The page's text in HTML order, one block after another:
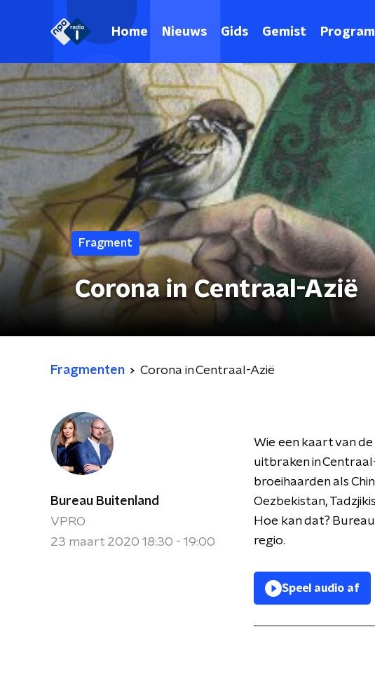
Home Nieuws Gids Gemist
Fragment
Corona in Centraal-Azië
Fragmenten Corona in Centraal-Azië
Bureau Buitenland
VPRO
23 maart 2020 18:30 - 19:00
Wie een kaart van
uitbraken in
broeihaarden als
Oezbekistan,
Hoe kan dat?
regio.
Speel audio af